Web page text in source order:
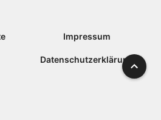
Impressum
Datenschutzerklärung Nach